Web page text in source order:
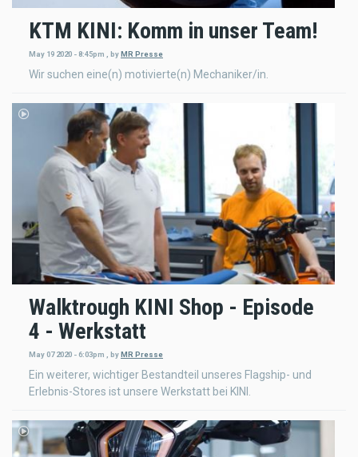
KTM KINI: Komm in unser Team!
May 19 2020 - 8:45pm byMR Presse
Wir suchen eine(n) motivierte(n) Mechaniker/in.
Walktrough KINI Shop - Episode
4 - Werkstatt
May 07 2020 - 6:03pm byMR Presse
Ein weiterer, wichtiger Bestandteil unseres Flagship- und
Erlebnis-Stores ist unsere Werkstatt bei KINI.